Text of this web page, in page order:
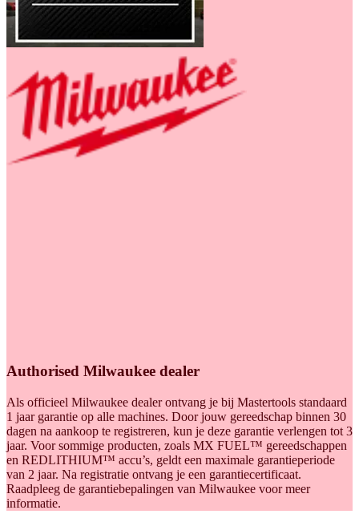
Authorised Milwaukee dealer
Als officieel Milwaukee dealer ontvang je bij Mastertools standaard
1 jaar garantie op alle machines. Door jouw gereedschap binnen 30
dagen na aankoop te registreren, kun je deze garantie verlengen tot 3
jaar. Voor sommige producten, zoals MX FUEL™ gereedschappen
en REDLITHIUM™ accu’s, geldt een maximale garantieperiode
van 2 jaar. Na registratie ontvang je een garantiecertificaat.
Raadpleeg de garantiebepalingen van Milwaukee voor meer
informatie.